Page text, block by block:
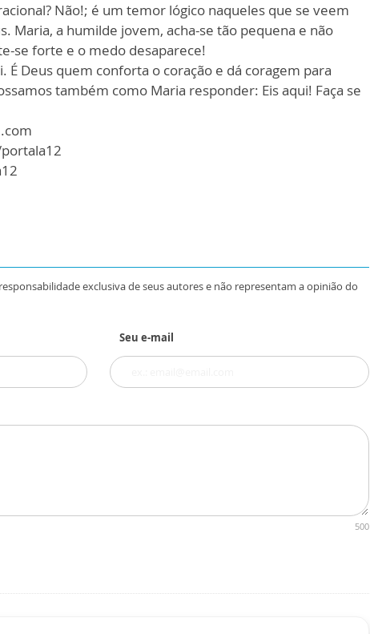
Não!; é um temor lógico naqueles que se veem
Maria, a humilde jovem, acha-se tão pequena e não
se forte e o medo desaparece!
É Deus quem conforta o coração e dá coragem para
também como Maria responder: Eis aqui! Faça se
exclusiva de seus autores e não representam a opinião do
Seu e-mail
500